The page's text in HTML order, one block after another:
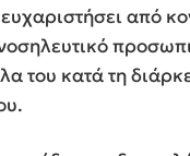
από
του κατά τη